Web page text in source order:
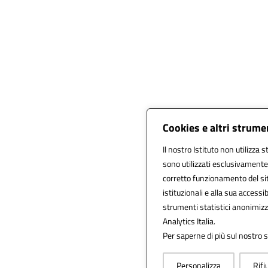
Cookies e altri
Il nostro Istituto non utilizza
sono utilizzati
corretto funzionamento del
istituzionali e alla sua
strumenti statistici
Analytics Italia.
Per saperne di più sul nostro
Personalizza